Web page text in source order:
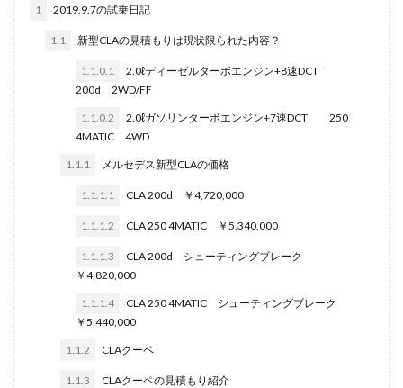
1 2019.9.7の試乗日記
1.1 新型CLAの見積もりは現状限られた内容？
1.1.0.1
2.0ℓディーゼルターボエンジン+8速DCT
200d 2WD/FF
1.1.0.2
2.0ℓガソリンターボエンジン+7速DCT 250
4MATIC 4WD
1.1.1 メルセデス新型CLAの価格
1.1.1.1 CLA 200d ￥4,720,000
1.1.1.2 CLA 250 4MATIC ￥5,340,000
1.1.1.3
CLA 200d シューティングブレーク
￥4,820,000
1.1.1.4
CLA 250 4MATIC シューティングブレーク
￥5,440,000
1.1.2 CLAクーペ
1.1.3 CLAクーペの見積もり紹介